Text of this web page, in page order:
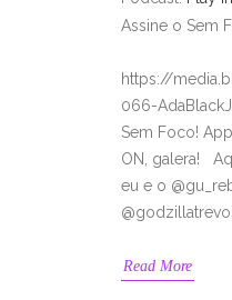
Assine o Sem
https://
066-
Sem Foco!
ON, galera!
eu e o
Read More